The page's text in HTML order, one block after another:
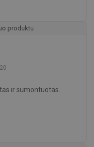
produktu
ir sumontuotas.